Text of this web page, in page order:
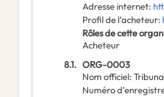
Adresse internet:
Profil de l’acheteur:
Rôles de cette
Acheteur
8.1. ORG-0003
Nom officiel:
Numéro